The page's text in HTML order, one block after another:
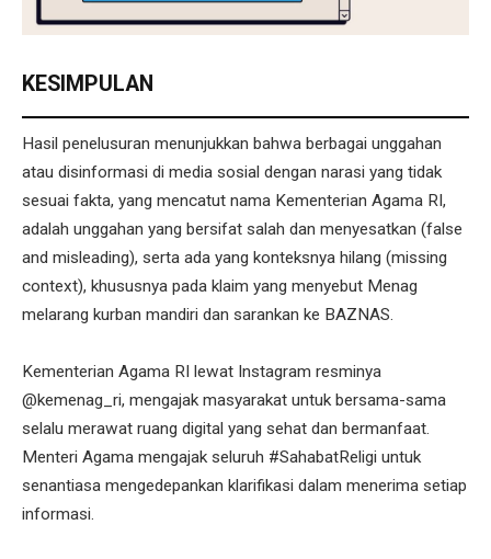
KESIMPULAN
Hasil penelusuran menunjukkan bahwa berbagai unggahan
atau disinformasi di media sosial dengan narasi yang tidak
sesuai fakta, yang mencatut nama Kementerian Agama RI,
adalah unggahan yang bersifat salah dan menyesatkan (false
and misleading), serta ada yang konteksnya hilang (missing
context), khususnya pada klaim yang menyebut Menag
melarang kurban mandiri dan sarankan ke BAZNAS.
Kementerian Agama RI lewat Instagram resminya
@kemenag_ri, mengajak masyarakat untuk bersama-sama
selalu merawat ruang digital yang sehat dan bermanfaat.
Menteri Agama mengajak seluruh #SahabatReligi untuk
senantiasa mengedepankan klarifikasi dalam menerima setiap
informasi.